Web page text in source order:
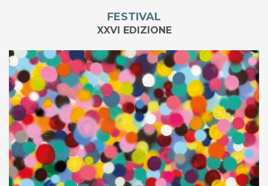
FESTIVAL
XXVI EDIZIONE